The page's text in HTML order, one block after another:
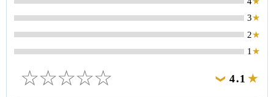
3
2
1
4.1
❯
☆
☆
☆
☆
☆